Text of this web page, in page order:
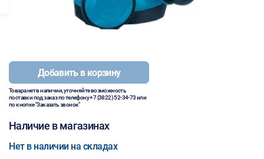
Добавить в корзину
Товара нет в наличии, уточняйте возможность
поставки под заказ по телефону+7 (3822) 52-34-73или
по кнопке "Заказать звонок"
Наличие в магазинах
Нет в наличии на складах